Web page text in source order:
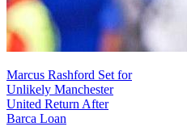
Marcus Rashford Set for
Unlikely Manchester
United Return After
Barca Loan